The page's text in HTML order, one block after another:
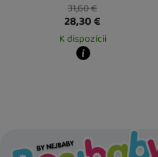
31,60€
28,30€
K dispozícii